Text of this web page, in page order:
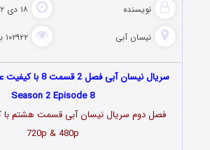
نویسنده ۱۸ دی ۱۴۰۲
نیسان آبی ۱۰۲۹۲۲ بازدید
Season 2 Episode 8
فصل دوم سریال نیسان آبی قسمت هشتم
720p & 480p